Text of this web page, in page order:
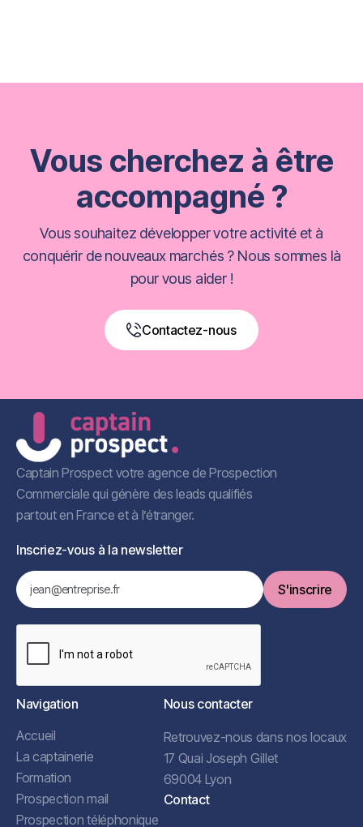
Vous cherchez à être
accompagné ?
Vous souhaitez développer votre activité et à
conquérir de nouveaux marchés ? Nous sommes là
pour vous aider !
Contactez-nous
Book a Free Call
Captain Prospect votre agence de Prospection
Commerciale qui génère des leads qualifiés
partout en France et à l’étranger.
Inscriez-vous à la newsletter
Navigation
Accueil
La captainerie
Formation
Prospection mail
Prospection téléphonique
Nous contacter
Retrouvez-nous dans nos locaux
17 Quai Joseph Gillet
69004 Lyon
Contact